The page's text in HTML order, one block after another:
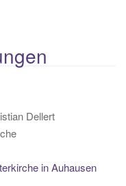
Dellert
in Auhausen